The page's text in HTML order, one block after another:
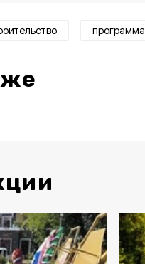
программа